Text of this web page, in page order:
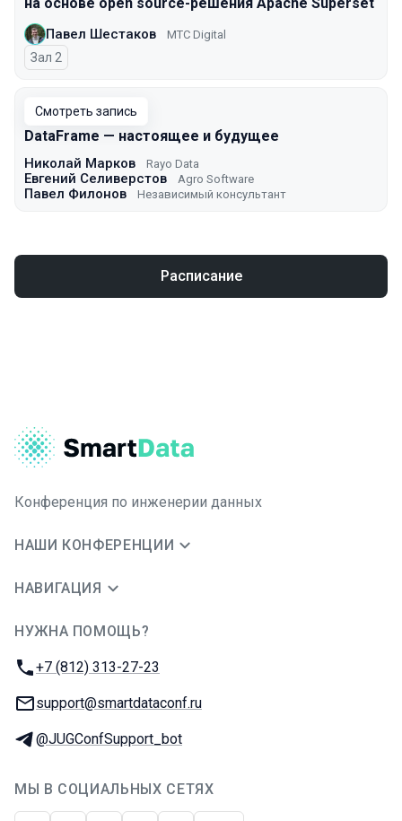
Павел Шестаков МТС Digital
Зал 2
Смотреть запись
DataFrame — настоящее и будущее
Николай Марков Rayo Data
Евгений Селиверстов Agro Software
Павел Филонов Независимый консультант
Расписание
Конференция по инженерии данных
НАШИ КОНФЕРЕНЦИИ
НАВИГАЦИЯ
НУЖНА ПОМОЩЬ?
Телефон:
+7 (812) 313-27-23
E-mail:
support@smartdataconf.ru
Телеграм:
@JUGConfSupport_bot
МЫ В СОЦИАЛЬНЫХ СЕТЯХ